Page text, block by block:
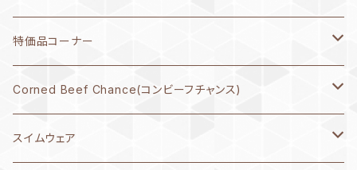
SHU matsukura
緑川マリナ
スーパーお父さん
7月11日～20日
7月1日～10日
6月21日～30日
2026年4月
2026年3月
2026年2月
特価品コーナー
レディス水着
ガールズ水着
Corned Beef Chance(コンビーフチャンス)
Tシャツ
スイムウェア